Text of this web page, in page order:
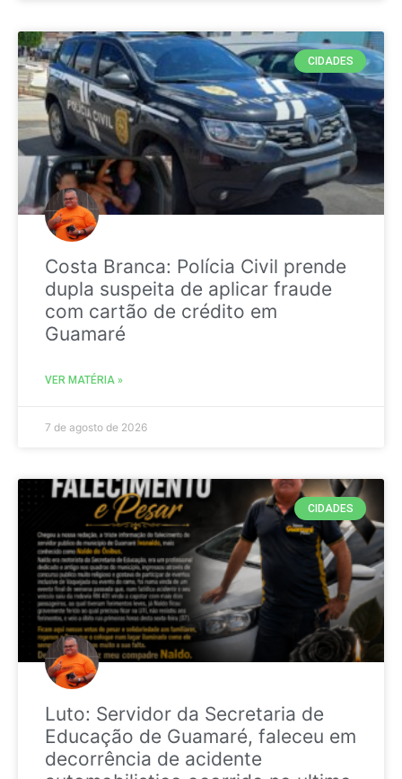
CIDADES
Costa Branca: Polícia Civil prende
dupla suspeita de aplicar fraude
com cartão de crédito em
Guamaré
VER MATÉRIA »
7 de agosto de 2026
CIDADES
Luto: Servidor da Secretaria de
Educação de Guamaré, faleceu em
decorrência de acidente